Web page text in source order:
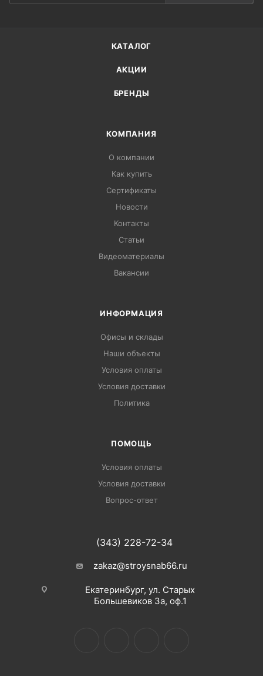
КАТАЛОГ
АКЦИИ
БРЕНДЫ
КОМПАНИЯ
О компании
Как купить
Сертификаты
Новости
Контакты
Статьи
Видеоматериалы
Вакансии
ИНФОРМАЦИЯ
Офисы и склады
Наши объекты
Условия оплаты
Условия доставки
Политика
ПОМОЩЬ
Условия оплаты
Условия доставки
Вопрос-ответ
(343) 228-72-34
zakaz@stroysnab66.ru
Екатеринбург, ул. Старых
Большевиков 3а, оф.1